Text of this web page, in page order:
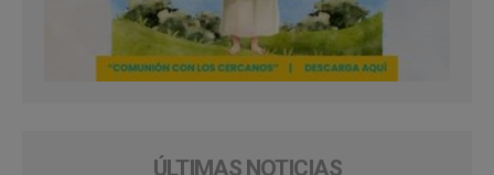
ÚLTIMAS NOTICIAS